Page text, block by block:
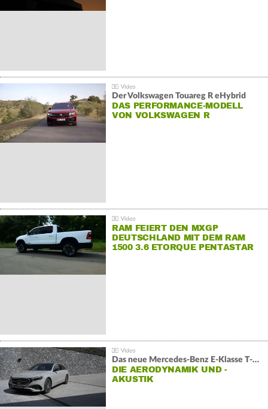
Der Volkswagen Touareg R eHybrid
DAS PERFORMANCE-MODELL
VON VOLKSWAGEN R
RAM FEIERT DEN MXGP
DEUTSCHLAND MIT DEM RAM
1500 3.6 ETORQUE PENTASTAR
Das neue Mercedes-Benz E-Klasse T-Modell
DIE AERODYNAMIK UND -
AKUSTIK